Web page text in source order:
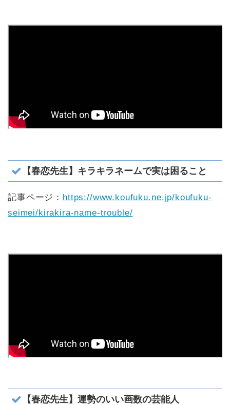
【春恋先生】キラキラネームで実は困ること
記事ページ： https://www.koufuku.ne.jp/koufuku-
seimei/kirakira-name-trouble/
【春恋先生】運勢のいい画数の芸能人